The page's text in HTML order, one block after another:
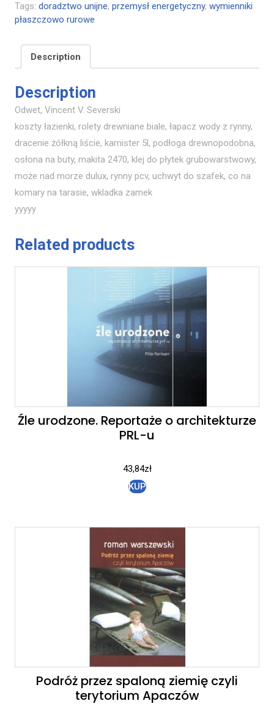
Tags: doradztwo unijne, przemysł energetyczny, wymienniki
płaszczowo rurowe
Description
Description
Odwet, Vincent V. Severski
koszty łazienki, rolety drewniane biale, łapacz wody z rynny,
dracenie żółkną liście, karnister 5l, podłoga drewnopodobna,
osłona na buty, makita 2470, klej do płytek grubowarstwowy,
może nad morze dulux, rynny pcv, uchwyt do szafek, co na
komary na tarasie, wkladka zamek
yyyyy
Related products
Źle urodzone. Reportaże o architekturze
PRL-u
43,84zł
KUP
Podróż przez spaloną ziemię czyli
terytorium Apaczów